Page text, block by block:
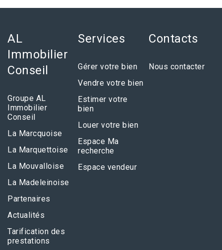
AL
Immobilier
Conseil
Groupe AL
Immobilier
Conseil
La Marcquoise
La Marquettoise
La Mouvalloise
La Madeleinoise
Partenaires
Actualités
Tarification des
prestations
Services
Gérer votre bien
Vendre votre bien
Estimer votre
bien
Louer votre bien
Espace Ma
recherche
Espace vendeur
Contacts
Nous contacter